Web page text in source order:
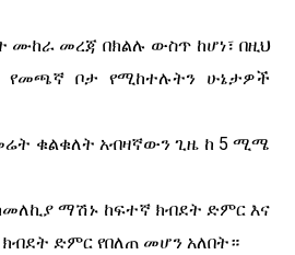
ሙከራ መረጃ በክልሉ ውስጥ ከሆነ፣ በዚህ
የመጫኛ ቦታ የሚከተሉትን ሁኔታዎች
ቁልቁለት አብዛኛውን ጊዜ ከ 5 ሚሜ
ማሽኑ ከፍተኛ ክብደት ድምር እና
ድምር የበለጠ መሆን አለበት።